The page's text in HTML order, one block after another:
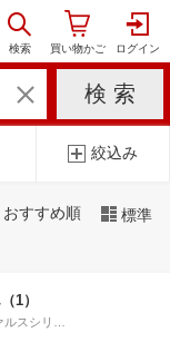
絞込み
おすすめ順 標準
1）
スシリ…